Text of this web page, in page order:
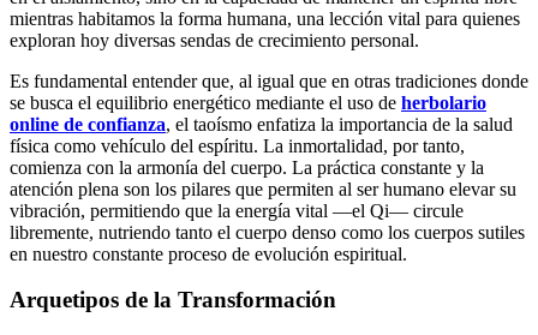
mientras habitamos la forma humana, una lección vital para quienes
exploran hoy diversas sendas de crecimiento personal.
Es fundamental entender que, al igual que en otras tradiciones donde
se busca el equilibrio energético mediante el uso de herbolario
online de confianza, el taoísmo enfatiza la importancia de la salud
física como vehículo del espíritu. La inmortalidad, por tanto,
comienza con la armonía del cuerpo. La práctica constante y la
atención plena son los pilares que permiten al ser humano elevar su
vibración, permitiendo que la energía vital —el Qi— circule
libremente, nutriendo tanto el cuerpo denso como los cuerpos sutiles
en nuestro constante proceso de evolución espiritual.
Arquetipos de la Transformación